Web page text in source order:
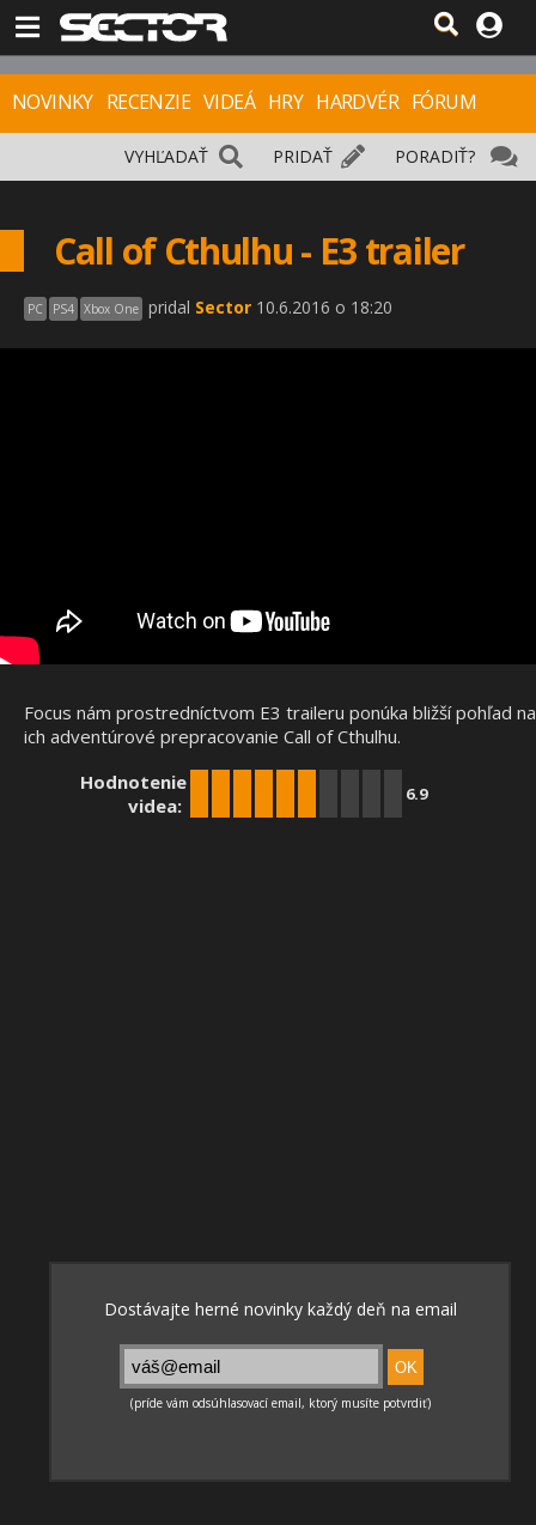
NOVINKY RECENZIE VIDEÁ HRY HARDVÉR FÓRUM
PORADIŤ?
PRIDAŤ
VYHĽADAŤ
Call of Cthulhu - E3 trailer
PC PS4 Xbox One pridal Sector 10.6.2016 o 18:20
Focus nám prostredníctvom E3 traileru ponúka bližší pohľad na
ich adventúrové prepracovanie Call of Cthulhu.
Hodnotenie
videa:
6.9